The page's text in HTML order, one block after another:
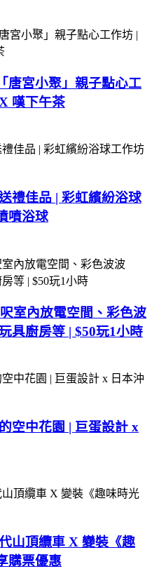
唐宮小聚」親子點心工
嘆下午茶
禮佳品 | 彩虹繽紛浴球
噴浴球
室內放電空間、彩色波
具廚房等 | $50玩1小時
空中花園 | 巨蛋設計 x
山頂纜車 X 變裝《趣
購票優惠